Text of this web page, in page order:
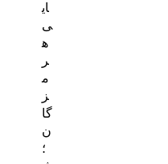
ای
ی
ه
ر
م
ز
گا
ن
؛